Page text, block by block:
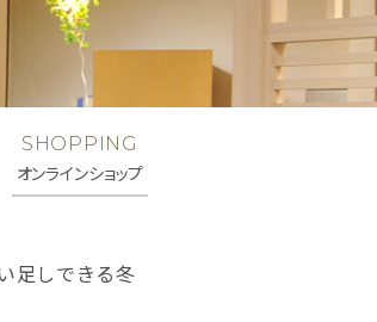
シェア
LINEで送る
SHOPPING
オンラインショップ
足しできる冬